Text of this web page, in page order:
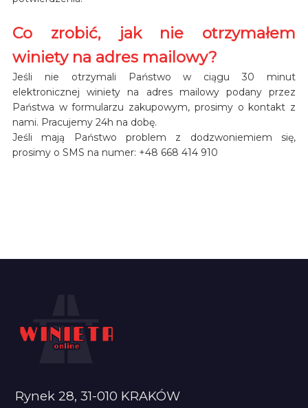
Co zrobić, jak nie otrzymałem
winiety na adres mailowy?
Jeśli nie otrzymali Państwo w ciągu 30 minut
elektronicznej winiety na adres mailowy podany przez
Państwa w formularzu zakupowym, prosimy o kontakt z
nami. Pracujemy 24h na dobę.
Jeśli mają Państwo problem z dodzwoniemiem się,
prosimy o SMS na numer: +48 668 414 910
Rynek 28, 31-010 KRAKÓW